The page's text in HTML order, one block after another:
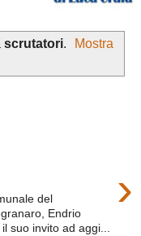
scrutatori.
Mostra
›
del
Endrio
suo invito ad aggi...